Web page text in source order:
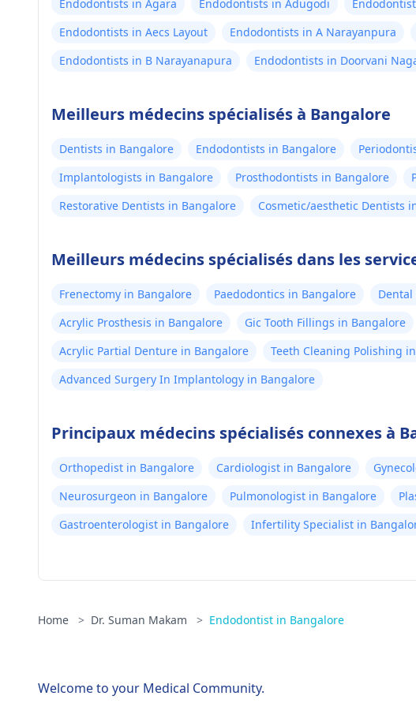
Endodontists in Agara Endodontists in Adugodi
Endodontists in Aecs Layout
Endodontists in A Narayanpura
Endodontists in B Narayanapura
Endodontists in Doorvani
Meilleurs médecins spécialisés à Bangalore
Dentists in Bangalore Endodontists in Bangalore
Implantologists in Bangalore
Prosthodontists in Bangalore
Restorative Dentists in Bangalore
Cosmetic/aesthetic Dentists
Meilleurs médecins spécialisés dans les
Frenectomy in Bangalore Paedodontics in Bangalore
Acrylic Prosthesis in Bangalore
Gic Tooth Fillings in Bangalore
Acrylic Partial Denture in Bangalore
Teeth Cleaning Polishing
Advanced Surgery In Implantology in Bangalore
Principaux médecins spécialisés connexes à
Orthopedist in Bangalore Cardiologist in Bangalore
Neurosurgeon in Bangalore
Pulmonologist in Bangalore
Gastroenterologist in Bangalore
Infertility Specialist in
Home > Dr. Suman Makam > Endodontist in Bangalore
Welcome to your Medical Community.